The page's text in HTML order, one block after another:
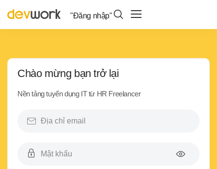
"Đăng nhập"
Chào mừng bạn trở lại
Nền tảng tuyển dụng IT từ HR Freelancer